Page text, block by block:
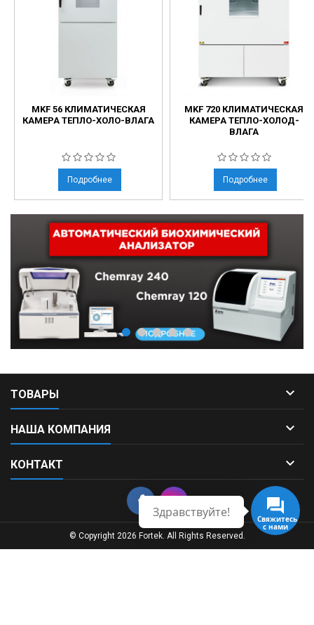
MKF 56 КЛИМАТИЧЕСКАЯ
КАМЕРА ТЕПЛО-ХОЛО-ВЛАГА
Подробнее
MKF 720 КЛИМАТИЧЕСКАЯ
КАМЕРА ТЕПЛО-ХОЛОД-
ВЛАГА
Подробнее
ТОВАРЫ 
НАША КОМПАНИЯ 
КОНТАКТ 
Свяжитесь
с нами
Здравствуйте!
© Copyright 2026 Fortek. All Rights Reserved.